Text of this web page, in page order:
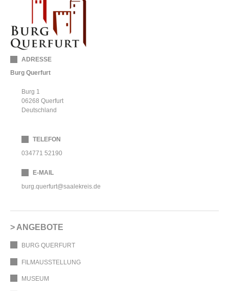
ADRESSE
Burg Querfurt
Burg 1
06268 Querfurt
Deutschland
TELEFON
034771 52190
E-MAIL
burg.querfurt@saalekreis.de
ANGEBOTE
BURG QUERFURT
FILMAUSSTELLUNG
MUSEUM